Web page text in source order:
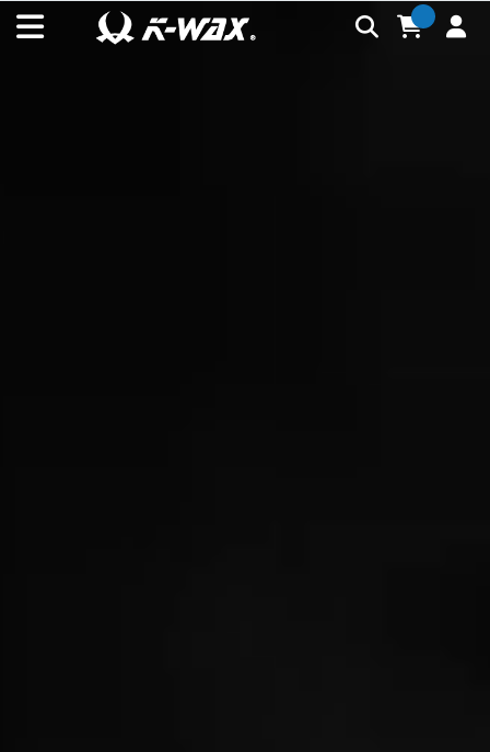
K-WAX凱閎國際股份有限公司｜台灣汽車美容材料領導品牌